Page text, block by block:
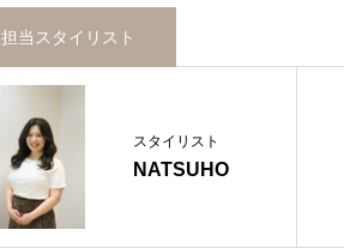
担当スタイリスト
スタイリスト
NATSUHO